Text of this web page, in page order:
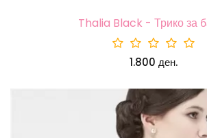
Thalia Black - Трико за
1.800 ден.